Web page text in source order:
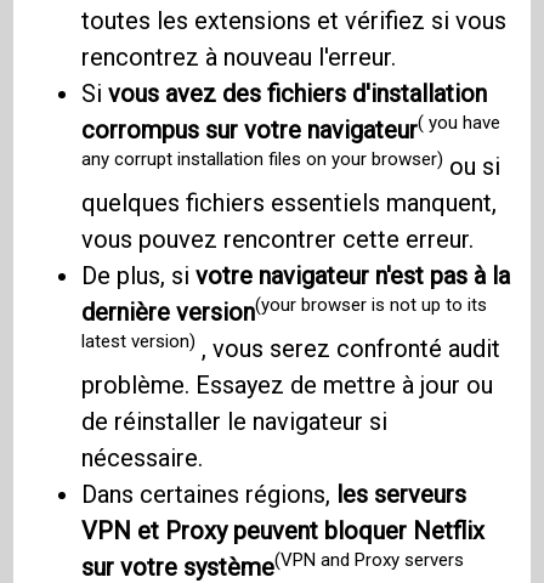
toutes les extensions et vérifiez si vous
rencontrez à nouveau l'erreur.
Sivous avez des fichiers d'installation
corrompus sur votre navigateur( you have
any corrupt installation files on your browser) ou si
quelques fichiers essentiels manquent,
vous pouvez rencontrer cette erreur.
De plus, sivotre navigateur n'est pas à la
dernière version(your browser is not up to its
latest version) , vous serez confronté audit
problème. Essayez de mettre à jour ou
de réinstaller le navigateur si
nécessaire.
Dans certaines régions, les serveurs
VPN et Proxy peuvent bloquer Netflix
sur votre système(VPN and Proxy servers